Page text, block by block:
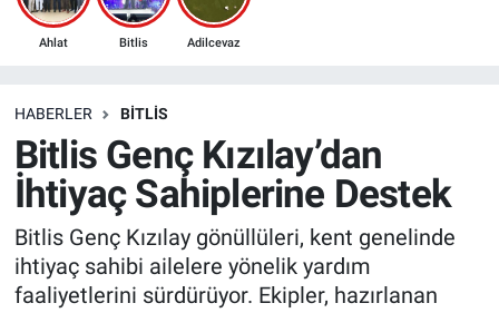
Ahlat Bitlis Adilcevaz
HABERLER BITLIS
Bitlis Genç Kızılay’dan
İhtiyaç Sahiplerine Destek
Bitlis Genç Kızılay gönüllüleri, kent genelinde
ihtiyaç sahibi ailelere yönelik yardım
faaliyetlerini sürdürüyor. Ekipler, hazırlanan
Çevre
Eğitim
Ekonomi
Genel
Süper Lig Puan Durumu ve Fikstür
Son Dakika Haberleri
Haber Arşivi